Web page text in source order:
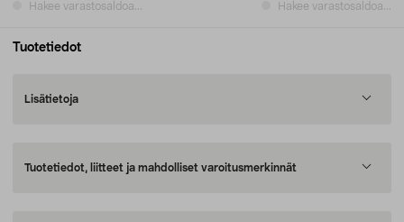
Hakee varastosaldoa... Hakee varastosaldoa...
Tuotetiedot
Lisätietoja
Tuotetiedot, liitteet ja mahdolliset varoitusmerkinnät